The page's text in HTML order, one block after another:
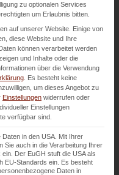
in
zu optionalen Services
um Erlaubnis bitten.
auf unserer Website. Einige von
diese Website und Ihre
können verarbeitet werden
und Inhalte oder die
über die Verwendung
Es besteht keine
um dieses Angebot zu
Einstellungen widerrufen oder
Einstellungen
verfügbar sind.
in den USA. Mit Ihrer
Sie auch in die Verarbeitung Ihrer
Der EuGH stuft die USA als
EU-Standards ein. Es besteht
Daten in